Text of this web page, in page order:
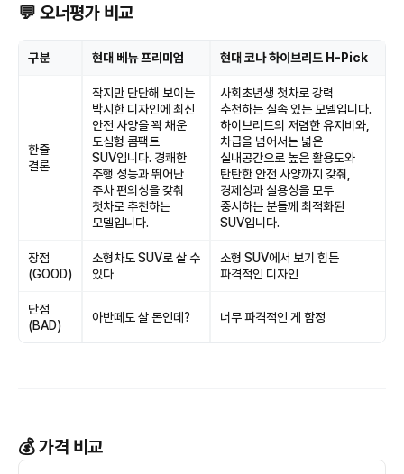
💬 오너평가 비교
구분 현대 베뉴 프리미엄 현대 코나 하이브리드 H-Pick
한줄
결론
작지만 단단해 보이는
박시한 디자인에 최신
안전 사양을 꽉 채운
도심형 콤팩트
SUV입니다. 경쾌한
주행 성능과 뛰어난
주차 편의성을 갖춰
첫차로 추천하는
모델입니다.
사회초년생 첫차로 강력
추천하는 실속 있는 모델입니다.
하이브리드의 저렴한 유지비와,
차급을 넘어서는 넓은
실내공간으로 높은 활용도와
탄탄한 안전 사양까지 갖춰,
경제성과 실용성을 모두
중시하는 분들께 최적화된
SUV입니다.
장점
(GOOD)
소형차도 SUV로 살 수
있다
소형 SUV에서 보기 힘든
파격적인 디자인
단점
(BAD)
아반떼도 살 돈인데? 너무 파격적인 게 함정
💰 가격 비교